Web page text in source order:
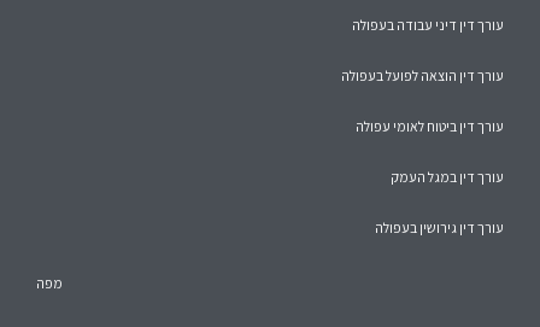
עורך דין דיני עבודה בעפולה
עורך דין הוצאה לפועל בעפולה
עורך דין ביטוח לאומי עפולה
עורך דין במגל העמק
עורך דין גירושין בעפולה
מפה